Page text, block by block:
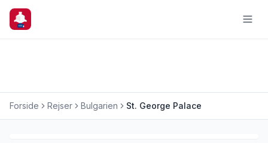
Forside Rejser Bulgarien St. George Palace